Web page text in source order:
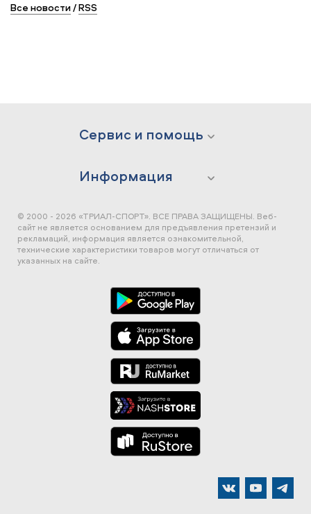
Все новости/RSS
Сервис и помощь
Информация
© 2000 - 2026 «ТРИАЛ-СПОРТ». ВСЕ ПРАВА ЗАЩИЩЕНЫ. Веб-
сайт не является основанием для предъявления претензий и
рекламаций, информация является ознакомительной,
технические характеристики товаров могут отличаться от
указанных на сайте.